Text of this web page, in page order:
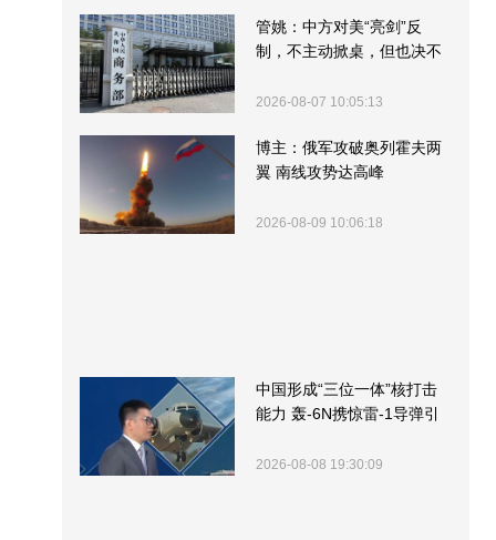
管姚：中方对美“亮剑”反
制，不主动掀桌，但也决不
2026-08-07 10:05:13
博主：俄军攻破奥列霍夫两
翼 南线攻势达高峰
2026-08-09 10:06:18
中国形成“三位一体”核打击
能力 轰-6N携惊雷-1导弹引
2026-08-08 19:30:09